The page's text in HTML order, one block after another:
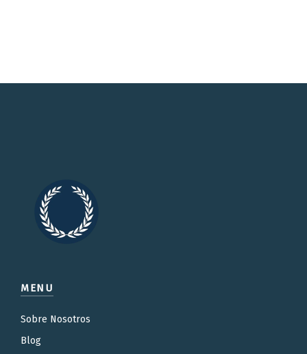
MENU
Sobre Nosotros
Blog